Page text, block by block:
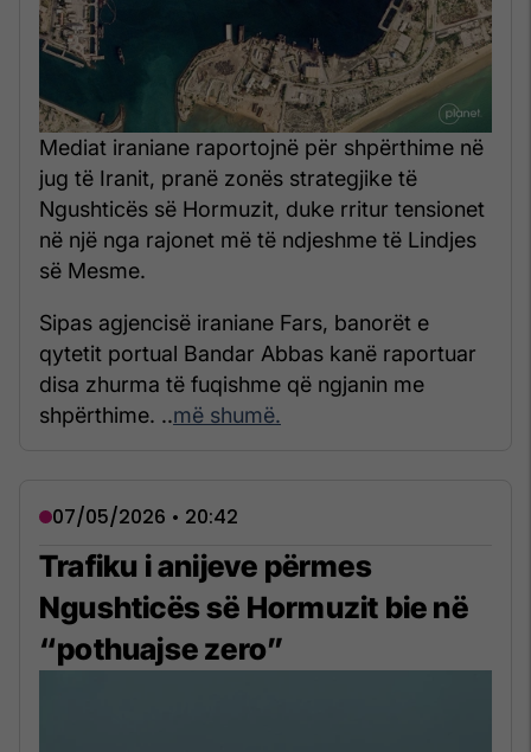
Mediat iraniane raportojnë për shpërthime në
jug të Iranit, pranë zonës strategjike të
Ngushticës së Hormuzit, duke rritur tensionet
në një nga rajonet më të ndjeshme të Lindjes
së Mesme.
Sipas agjencisë iraniane Fars, banorët e
qytetit portual Bandar Abbas kanë raportuar
disa zhurma të fuqishme që ngjanin me
shpërthime. ..më shumë.
07/05/2026 • 20:42
Trafiku i anijeve përmes
Ngushticës së Hormuzit bie në
“pothuajse zero”